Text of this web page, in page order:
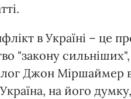
в Україні – це
"закону
Джон Міршаймер
на його